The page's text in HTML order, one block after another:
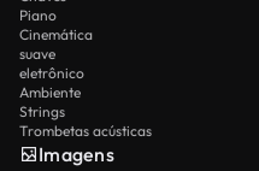
Piano
Cinemática
suave
eletrônico
Ambiente
Strings
Trombetas acústicas
Imagens